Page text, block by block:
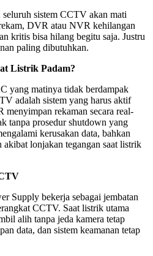
seluruh sistem CCTV akan mati
DVR atau NVR kehilangan
kritis bisa hilang begitu saja. Justru
paling dibutuhkan.
Listrik Padam?
yang matinya tidak berdampak
adalah sistem yang harus aktif
rekaman secara real-
tanpa prosedur shutdown yang
kerusakan data, bahkan
akibat lonjakan tegangan saat listrik
Supply bekerja sebagai jembatan
CCTV. Saat listrik utama
alih tanpa jeda kamera tetap
data, dan sistem keamanan tetap